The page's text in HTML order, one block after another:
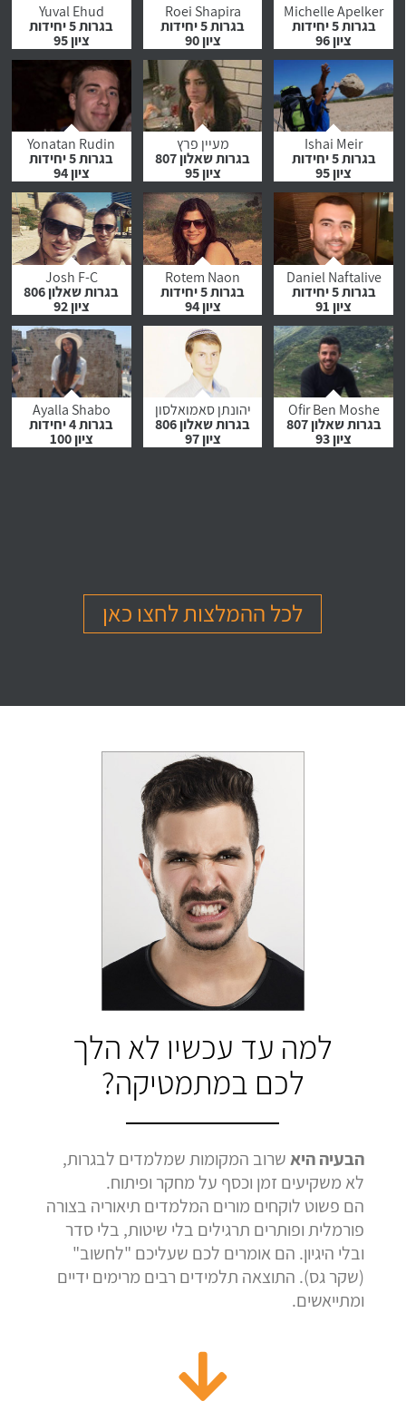
Michelle Apelker
בגרות 5 יחידות
ציון 96
לחץ לצפייה
בהמלצה
Roei Shapira
בגרות 5 יחידות
ציון 90
לחץ לצפייה
בהמלצה
Yuval Ehud
בגרות 5 יחידות
ציון 95
לחץ לצפייה
בהמלצה
Ishai Meir
בגרות 5 יחידות
ציון 95
לחץ לצפייה
בהמלצה
מעיין פרץ
בגרות שאלון 807
ציון 95
לחץ לצפייה
בהמלצה
Yonatan Rudin
בגרות 5 יחידות
ציון 94
לחץ לצפייה
בהמלצה
Daniel Naftalive
בגרות 5 יחידות
ציון 91
לחץ לצפייה
בהמלצה
Rotem Naon
בגרות 5 יחידות
ציון 94
לחץ לצפייה
בהמלצה
Josh F-C
בגרות שאלון 806
ציון 92
לחץ לצפייה
בהמלצה
Ofir Ben Moshe
בגרות שאלון 807
ציון 93
יהונתן סאמואלסון
בגרות שאלון 806
ציון 97
Ayalla Shabo
בגרות 4 יחידות
ציון 100
לחץ לצפייה לחץ לצפייה לחץ לצפייה
ציון 97 ציון 97
לחץ לצפייה
בהמלצה
ציון 100
Maor Cohen
בגרות 4 יחידות
לחץ לצפייה
בהמלצה
לחץ לצפייה
בהמלצה
Hedva Mettoudi
בגרות 3 יחידות
ציון 100
בהמלצה
לחץ לצפייה
בהמלצה
לכל ההמלצות לחצו כאן
למה עד עכשיו לא הלך
לכם במתמטיקה?
הבעיה היאשרוב המקומות שמלמדים לבגרות,
לא משקיעים זמן וכסף על מחקר ופיתוח.
הם פשוט לוקחים מורים המלמדים תיאוריה בצורה
פורמלית ופותרים תרגילים בלי שיטות, בלי סדר
ובלי היגיון. הם אומרים לכם שעליכם "לחשוב"
(שקר גס). התוצאה תלמידים רבים מרימים ידיים
ומתייאשים.